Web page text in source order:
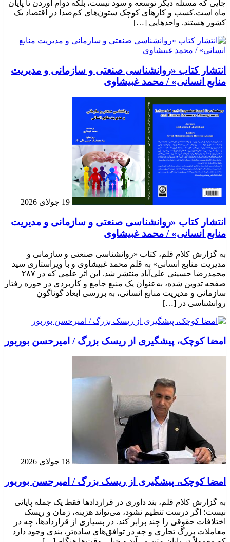
جایی که مسئله دیگر توسعه و سود نیست، بلکه دوام آوردن تا پایان
ماه است.کسب‌ و کارهای کوچک ستون‌های کم‌صدا در اقتصاد یک
کشور هستند. واحدهایی […]
انتشار کتاب «روانشناسی صنعتی و سازمانی و مدیریت
منابع انسانی» / محمد غبیشاوی
19 جولای 2026
انتشار کتاب «روانشناسی صنعتی و سازمانی و مدیریت
منابع انسانی» / محمد غبیشاوی
به گزارش کلام قلم، کتاب «روانشناسی صنعتی و سازمانی و
مدیریت منابع انسانی» به قلم محمد غبیشاوی و با ویراستاری سید
محمدرضا حسینی علی‌آباد منتشر شد. این اثر علمی که در ۲۸۷
صفحه تدوین شده، به‌عنوان یک منبع جامع و کاربردی در حوزه رفتار
سازمانی و مدیریت منابع انسانی، به بررسی ابعاد گوناگون
روانشناسی در […]
امضا کوچک، پیشگیری از ریسک بزرگ / امیرحسن بوربور
18 جولای 2026
امضا کوچک، پیشگیری از ریسک بزرگ / امیرحسن بوربور
به گزارش کلام قلم، بند داوری در قراردادها فقط یک جمله پایانی
نیست؛ اگر درست تنظیم نشود، می‌تواند هزینه، زمان و ریسک
اختلافات حقوقی را چند برابر کند. در بسیاری از قراردادها، چه در
معاملات بزرگ تجاری و چه در توافق‌های ساده‌تر، بندی وجود دارد